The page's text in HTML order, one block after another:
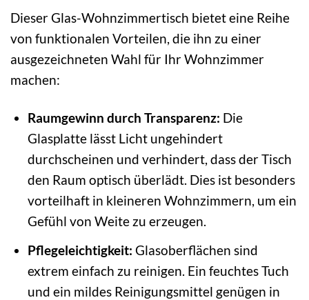
Dieser Glas-Wohnzimmertisch bietet eine Reihe
von funktionalen Vorteilen, die ihn zu einer
ausgezeichneten Wahl für Ihr Wohnzimmer
machen:
Raumgewinn durch Transparenz: Die
Glasplatte lässt Licht ungehindert
durchscheinen und verhindert, dass der Tisch
den Raum optisch überlädt. Dies ist besonders
vorteilhaft in kleineren Wohnzimmern, um ein
Gefühl von Weite zu erzeugen.
Pflegeleichtigkeit: Glasoberflächen sind
extrem einfach zu reinigen. Ein feuchtes Tuch
und ein mildes Reinigungsmittel genügen in